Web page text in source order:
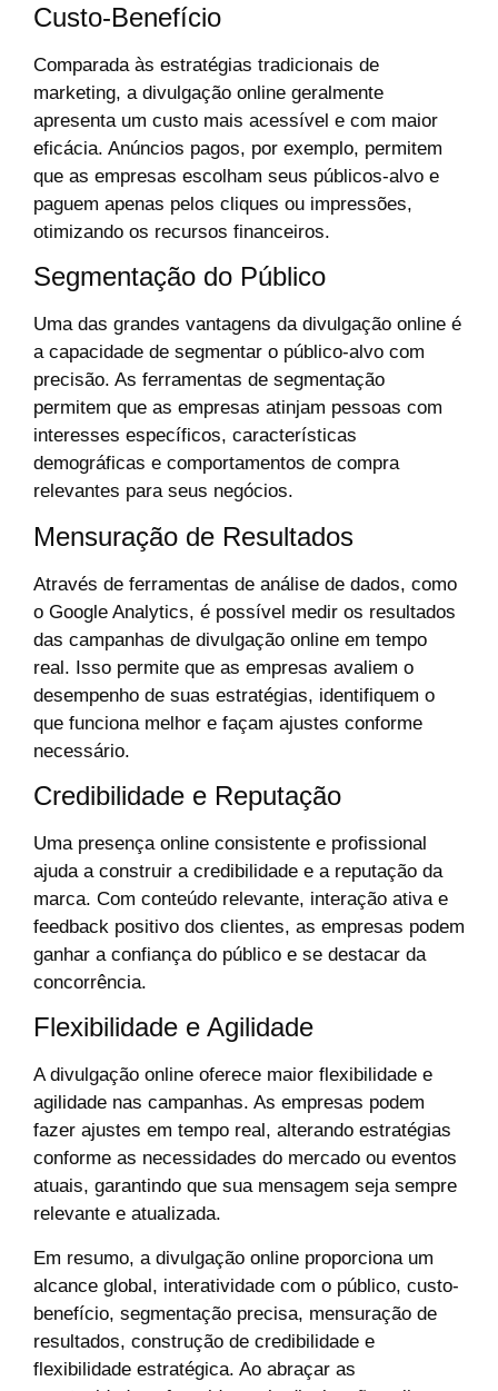
Custo-Benefício
Comparada às estratégias tradicionais de
marketing, a divulgação online geralmente
apresenta um custo mais acessível e com maior
eficácia. Anúncios pagos, por exemplo, permitem
que as empresas escolham seus públicos-alvo e
paguem apenas pelos cliques ou impressões,
otimizando os recursos financeiros.
Segmentação do Público
Uma das grandes vantagens da divulgação online é
a capacidade de segmentar o público-alvo com
precisão. As ferramentas de segmentação
permitem que as empresas atinjam pessoas com
interesses específicos, características
demográficas e comportamentos de compra
relevantes para seus negócios.
Mensuração de Resultados
Através de ferramentas de análise de dados, como
o Google Analytics, é possível medir os resultados
das campanhas de divulgação online em tempo
real. Isso permite que as empresas avaliem o
desempenho de suas estratégias, identifiquem o
que funciona melhor e façam ajustes conforme
necessário.
Credibilidade e Reputação
Uma presença online consistente e profissional
ajuda a construir a credibilidade e a reputação da
marca. Com conteúdo relevante, interação ativa e
feedback positivo dos clientes, as empresas podem
ganhar a confiança do público e se destacar da
concorrência.
Flexibilidade e Agilidade
A divulgação online oferece maior flexibilidade e
agilidade nas campanhas. As empresas podem
fazer ajustes em tempo real, alterando estratégias
conforme as necessidades do mercado ou eventos
atuais, garantindo que sua mensagem seja sempre
relevante e atualizada.
Em resumo, a divulgação online proporciona um
alcance global, interatividade com o público, custo-
benefício, segmentação precisa, mensuração de
resultados, construção de credibilidade e
flexibilidade estratégica. Ao abraçar as